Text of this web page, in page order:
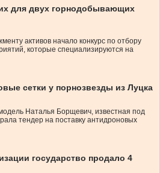
для двух горнодобывающих
активов начало конкурс по отбору
которые специализируются на
сетки у порнозвезды из Луцка
Наталья Борщевич, известная под
тендер на поставку антидроновых
государство продало 4